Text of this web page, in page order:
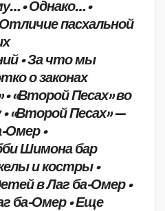
• Однако… •
пасхальной
• За что мы
о законах
«Второй Песах» во
«Второй Песах» —
Омер •
Шимона бар
и костры •
в Лаг ба-Омер •
ба-Омер • Еще